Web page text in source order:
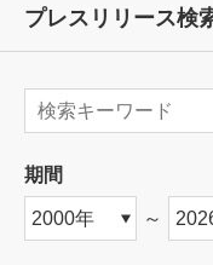
プレスリリース検
期間
～